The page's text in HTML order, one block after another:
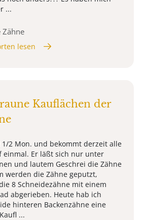
...
Zähne
lesen
Kauflächen der
1/2 Mon. und bekommt derzeit alle
einmal. Er läßt sich nur unter
und lautem Geschrei die Zähne
werden die Zähne geputzt,
8 Schneidezähne mit einem
abgerieben. Heute hab ich
hinteren Backenzähne eine
...